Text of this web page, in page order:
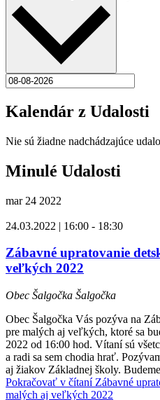
Kalendár z Udalosti
Nie sú žiadne nadchádzajúce
Minulé Udalosti
mar 24 2022
24.03.2022 | 16:00 - 18:30
Zábavné upratovanie
veľkých 2022
Obec Šalgočka Šalgočka
Obec Šalgočka Vás pozýva na
pre malých aj veľkých, ktoré sa
2022 od 16:00 hod. Vítaní sú
a radi sa sem chodia hrať.
aj žiakov Základnej školy.
Pokračovať v čítaníZábavné
malých aj veľkých 2022